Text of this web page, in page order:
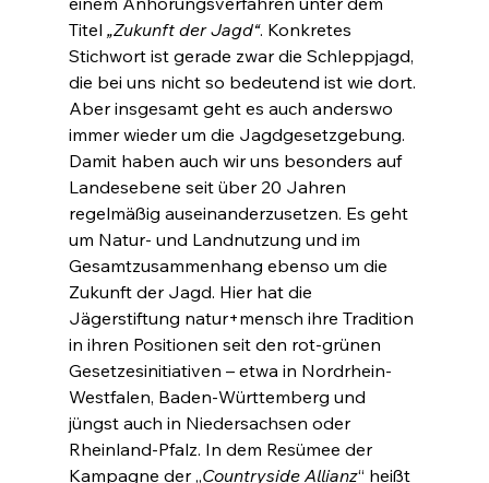
Titel „Zukunft der Jagd“. Konkretes
Stichwort ist gerade zwar die Schleppjagd,
die bei uns nicht so bedeutend ist wie dort.
Aber insgesamt geht es auch anderswo
immer wieder um die Jagdgesetzgebung.
Damit haben auch wir uns besonders auf
Landesebene seit über 20 Jahren
regelmäßig auseinanderzusetzen. Es geht
um Natur- und Landnutzung und im
Gesamtzusammenhang ebenso um die
Zukunft der Jagd. Hier hat die
Jägerstiftung natur+mensch ihre Tradition
in ihren Positionen seit den rot-grünen
Gesetzesinitiativen – etwa in Nordrhein-
Westfalen, Baden-Württemberg und
jüngst auch in Niedersachsen oder
Rheinland-Pfalz. In dem Resümee der
Kampagne der „Countryside Allianz“ heißt